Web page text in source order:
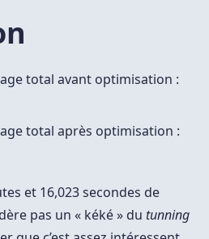
total avant optimisation :
total après optimisation :
et 16,023 secondes de
pas un « kéké » du tunning